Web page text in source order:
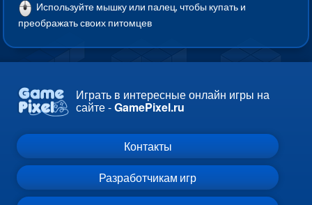
Используйте мышку или палец, чтобы купать и
преображать своих питомцев
Играть в интересные онлайн игры на
сайте -GamePixel.ru
Контакты
Разработчикам игр